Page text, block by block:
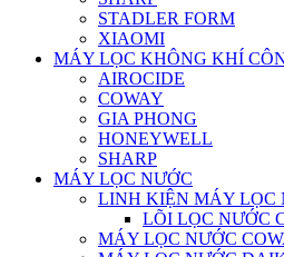
STADLER FORM
XIAOMI
MÁY LỌC KHÔNG KHÍ
AIROCIDE
COWAY
GIA PHONG
HONEYWELL
SHARP
MÁY LỌC NƯỚC
LINH KIỆN MÁY LỌC
LÕI LỌC NƯỚC
MÁY LỌC NƯỚC